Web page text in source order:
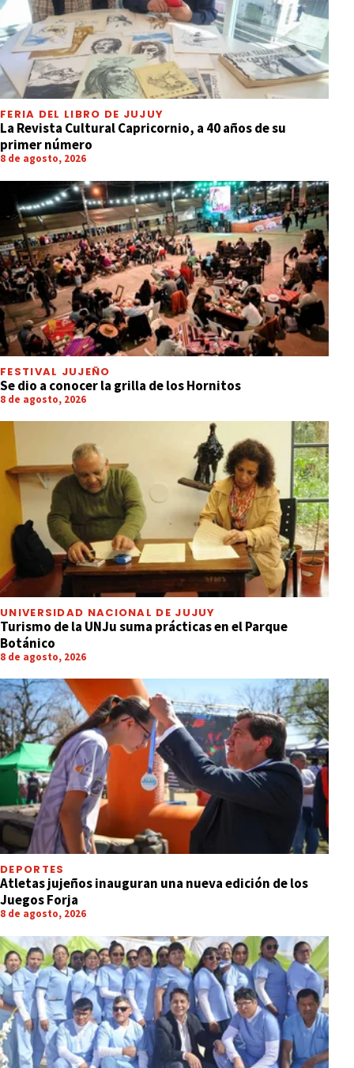
FERIA DEL LIBRO DE JUJUY
La Revista Cultural Capricornio, a 40 años de su
primer número
8 de agosto, 2026
FESTIVAL JUJEÑO
Se dio a conocer la grilla de los Hornitos
8 de agosto, 2026
UNIVERSIDAD NACIONAL DE JUJUY
Turismo de la UNJu suma prácticas en el Parque
Botánico
8 de agosto, 2026
DEPORTES
Atletas jujeños inauguran una nueva edición de los
Juegos Forja
8 de agosto, 2026